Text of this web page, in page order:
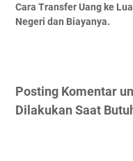
Cara Transfer Uang ke
Negeri dan Biayanya.
Posting Komentar
Dilakukan Saat